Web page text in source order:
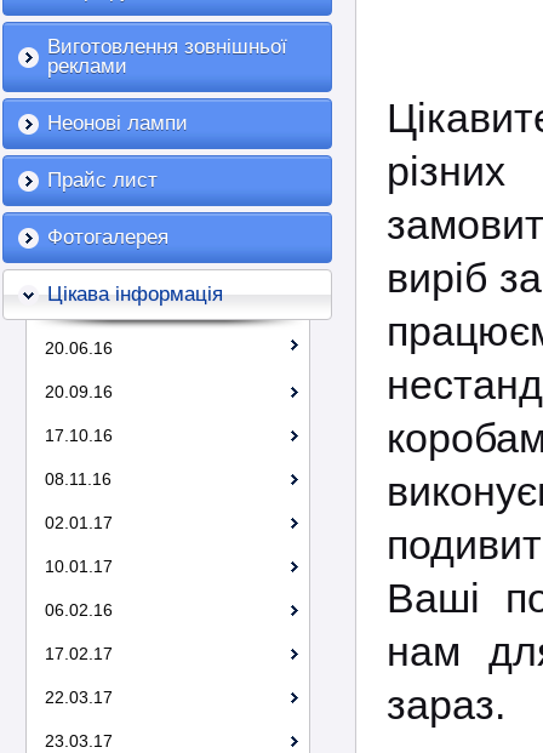
Виготовлення зовнішньої
реклами
Неонові лампи
Прайс лист
Фотогалерея
Цікава інформація
20.06.16
20.09.16
17.10.16
08.11.16
02.01.17
10.01.17
06.02.16
17.02.17
22.03.17
23.03.17
виріб
Ваші
нам
зараз.